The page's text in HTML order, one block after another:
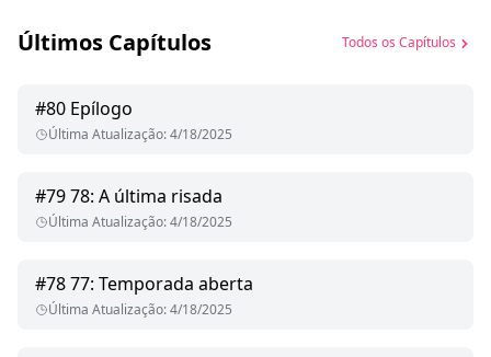
Últimos Capítulos Todos os Capítulos
#80 Epílogo
Última Atualização:4/18/2025
#7978: A última risada
Última Atualização:4/18/2025
#7877: Temporada aberta
Última Atualização:4/18/2025